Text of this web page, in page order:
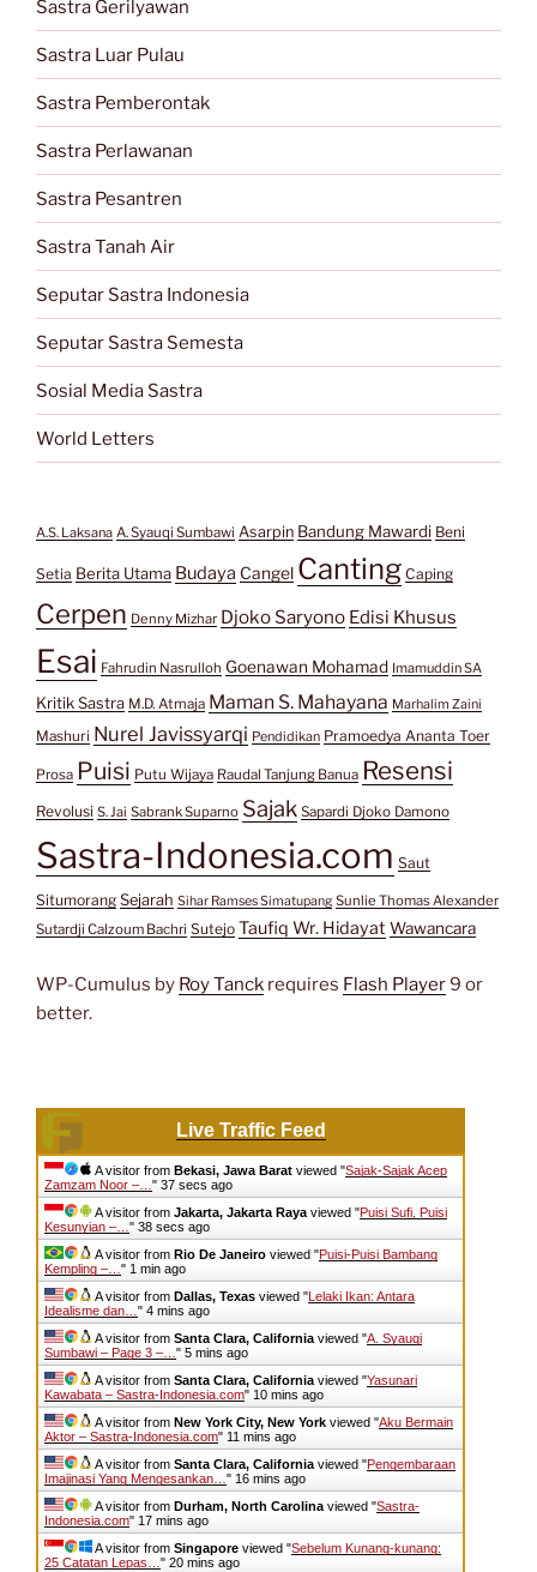
Sastra Gerilyawan
Sastra Luar Pulau
Sastra Pemberontak
Sastra Perlawanan
Sastra Pesantren
Sastra Tanah Air
Seputar Sastra Indonesia
Seputar Sastra Semesta
Sosial Media Sastra
World Letters
A.S. Laksana A. Syauqi Sumbawi Asarpin Bandung Mawardi Beni
Setia Berita Utama Budaya Cangel Canting Caping
Cerpen Denny Mizhar Djoko Saryono Edisi Khusus
Esai Fahrudin Nasrulloh Goenawan Mohamad Imamuddin SA
Kritik Sastra M.D. Atmaja Maman S. Mahayana Marhalim Zaini
Mashuri Nurel Javissyarqi Pendidikan Pramoedya Ananta Toer
Prosa Puisi Putu Wijaya Raudal Tanjung Banua Resensi
Revolusi S. Jai Sabrank Suparno Sajak Sapardi Djoko Damono
Sastra-Indonesia.com Saut
Situmorang Sejarah Sihar Ramses Simatupang Sunlie Thomas Alexander
Sutardji Calzoum Bachri Sutejo Taufiq Wr. Hidayat Wawancara
WP-Cumulus by Roy Tanck requires Flash Player9 or
better.
Live Traffic Feed
A visitor from Bekasi, Jawa Barat viewed "Sajak-Sajak Acep
Zamzam Noor –… " 37 secs ago
A visitor from Jakarta, Jakarta Raya viewed "Puisi Sufi, Puisi
Kesunyian –… " 38 secs ago
A visitor from Rio De Janeiro viewed "Puisi-Puisi Bambang
Kempling –… " 1 min ago
A visitor from Dallas, Texas viewed " Lelaki Ikan: Antara
Idealisme dan… " 4 mins ago
A visitor from Santa Clara, California viewed "A. Syauqi
Sumbawi – Page 3 –… " 5 mins ago
A visitor from Santa Clara, California viewed "Yasunari
Kawabata – Sastra-Indonesia.com" 10 mins ago
A visitor from New York City, New York viewed "Aku Bermain
Aktor – Sastra-Indonesia.com" 11 mins ago
A visitor from Santa Clara, California viewed "Pengembaraan
Imajinasi Yang Mengesankan… " 16 mins ago
A visitor from Durham, North Carolina viewed "Sastra-
Indonesia.com" 17 mins ago
A visitor from Singapore viewed "Sebelum Kunang-kunang:
25 Catatan Lepas… " 20 mins ago